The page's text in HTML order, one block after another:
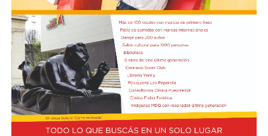
El hall del Palacio Comunal fue el lugar donde velaron
sus restos y ante el cual desfiló todo el arco político de
aquel momento, incluyendo a la camada de jóvenes que
habían dado sus primeros pasos en el peronismo, bajo
el liderazgo de “Coco” Taraborelli como conductor. Y el
vicegobernador Luis Macaya, que acompañó sus restos
hasta la despedida final.
Antes de ser inhumados sus restos en el cementerio